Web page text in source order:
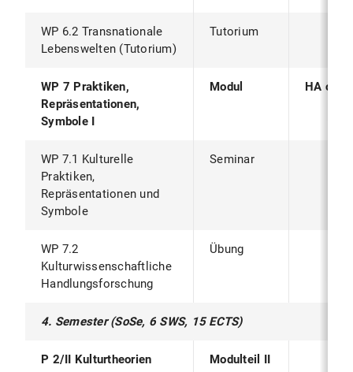
WP 6.2 Transnationale
Lebenswelten (Tutorium)
Tutorium
WP 7 Praktiken,
Repräsentationen,
Symbole I
Modul HA oder
WP 7.1 Kulturelle
Praktiken,
Repräsentationen und
Symbole
Seminar
WP 7.2
Kulturwissenschaftliche
Handlungsforschung
Übung
4. Semester (SoSe, 6 SWS, 15 ECTS)
P 2/II Kulturtheorien Modulteil II